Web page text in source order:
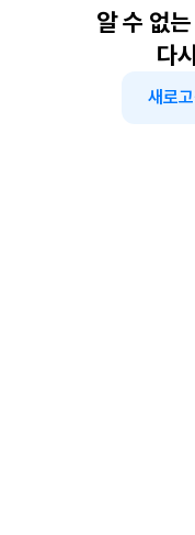
알 수 없
다
새로